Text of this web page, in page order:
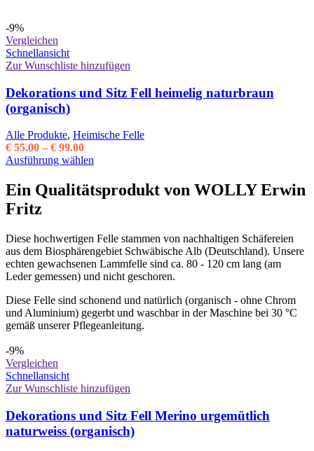
-9%
Vergleichen
Schnellansicht
Zur Wunschliste hinzufügen
Dekorations und Sitz Fell heimelig naturbraun
(organisch)
Alle Produkte, Heimische Felle
€ 55.00 – € 99.00Preisspanne:
€ 55.00
€ 99.00
Ausführung wählen
weist
mehrere
Die
Optionen
können
auf
Produktseite
gewählt
werden
Ein Qualitätsprodukt von WOLLY Erwin
Fritz
Diese hochwertigen Felle stammen von nachhaltigen Schäfereien
aus dem Biosphärengebiet Schwäbische Alb (Deutschland). Unsere
echten gewachsenen Lammfelle sind ca. 80 - 120 cm lang (am
Leder gemessen) und nicht geschoren.
Diese Felle sind schonend und natürlich (organisch - ohne Chrom
und Aluminium) gegerbt und waschbar in der Maschine bei 30 °C
gemäß unserer Pflegeanleitung.
-9%
Vergleichen
Schnellansicht
Zur Wunschliste hinzufügen
Dekorations und Sitz Fell Merino urgemütlich
naturweiss (organisch)